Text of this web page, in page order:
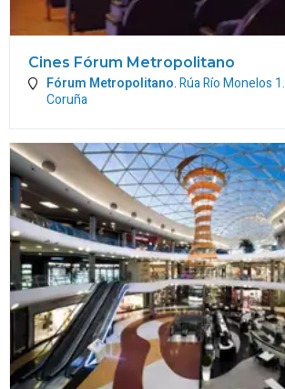
Cines Fórum Metropolitano
Fórum Metropolitano.Rúa Río Monelos 1.
Coruña